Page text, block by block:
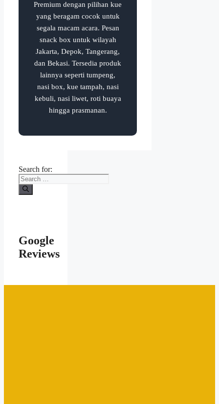
Premium dengan pilihan kue
yang beragam cocok untuk
segala macam acara. Pesan
snack box untuk wilayah
Jakarta, Depok, Tangerang,
dan Bekasi. Tersedia produk
lainnya seperti tumpeng,
nasi box, kue tampah, nasi
kebuli, nasi liwet, roti buaya
hingga prasmanan.
Search for:
Google
Reviews